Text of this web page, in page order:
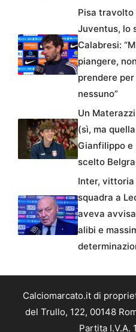
Pisa travolto
Juventus, lo
Calabresi:
piangere,
prendere
nessuno”
Un
(sì, ma
Gianfilippo e
scelto
Inter, vittoria
squadra a
aveva
alibi e
Calciomarcato.it di
del Trullo, 122, 00148
Partita I.V.A.